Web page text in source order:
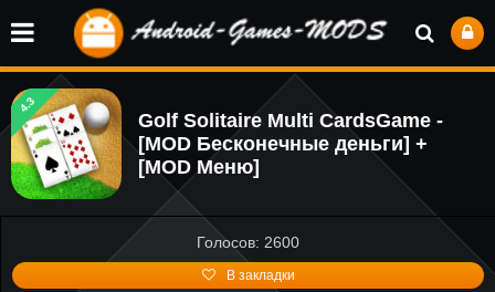
4.3
Golf Solitaire Multi CardsGame -
[MOD Бесконечные деньги] +
[MOD Меню]
Голосов: 2600
В закладки